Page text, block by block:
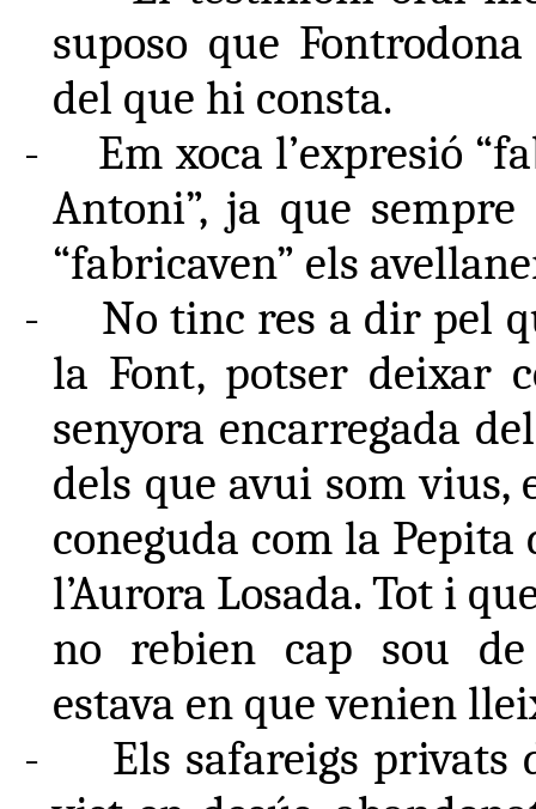
suposo que
del que hi consta.
-
Em xoca l’expresió
Antoni”, ja que
“fabricaven” els
-
No tinc res a dir pel
la Font, potser deixar
senyora encarregada
dels que avui som vius,
coneguda com la
l’Aurora Losada. Tot i
no rebien cap sou de
estava en que venien
-
Els safareigs privats